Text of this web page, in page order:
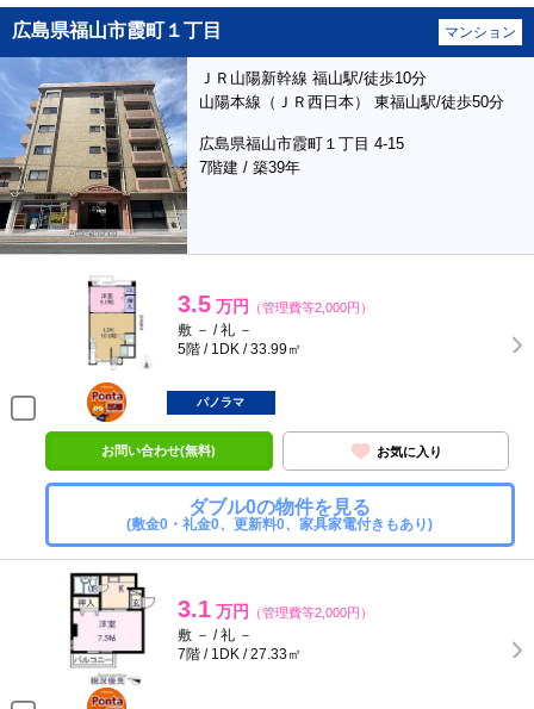
広島県福山市霞町１丁目 マンション
ＪＲ山陽新幹線 福山駅/徒歩10分
山陽本線（ＪＲ西日本） 東福山駅/徒歩50分
広島県福山市霞町１丁目 4-15
7階建 / 築39年
3.5 万円 （管理費等2,000円）
敷 － / 礼 －
5階 / 1DK / 33.99㎡
ポンタ
部屋
パノラマ
お問い合わせ(無料) お気に入り
ダブル0の物件を見る
(敷金0・礼金0、更新料0、家具家電付きもあり)
3.1 万円 （管理費等2,000円）
敷 － / 礼 －
7階 / 1DK / 27.33㎡
ポンタ
部屋